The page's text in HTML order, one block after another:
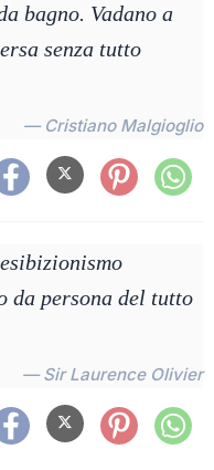
bagno. Vadano a
senza tutto
— Cristiano Malgioglio
da persona del tutto
— Sir Laurence Olivier